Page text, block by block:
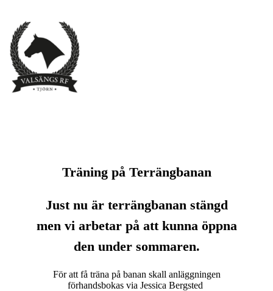
Träning på Terrängbanan
Just nu är terrängbanan stängd
men vi arbetar på att kunna öppna
den under sommaren.
För att få träna på banan skall anläggningen
förhandsbokas via Jessica Bergsted